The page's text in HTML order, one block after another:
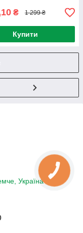
₴ 1 299 ₴
Купити
Україна